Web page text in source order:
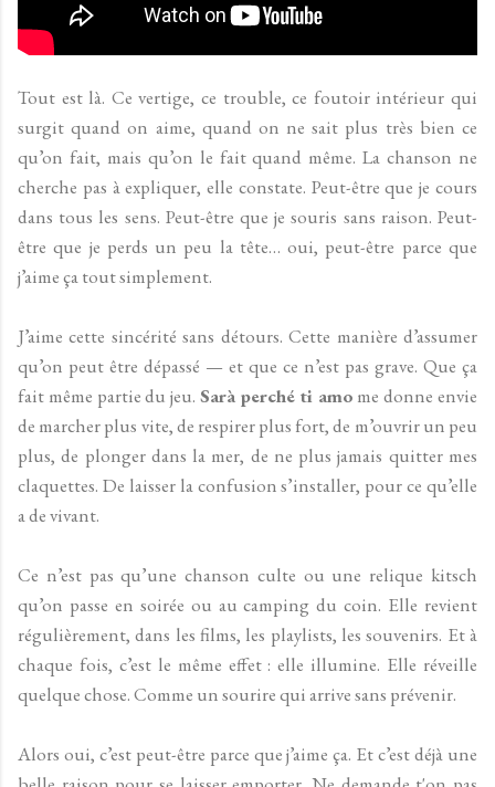
Tout est là. Ce vertige, ce trouble, ce foutoir intérieur qui
surgit quand on aime, quand on ne sait plus très bien ce
qu’on fait, mais qu’on le fait quand même. La chanson ne
cherche pas à expliquer, elle constate. Peut-être que je cours
dans tous les sens. Peut-être que je souris sans raison. Peut-
être que je perds un peu la tête… oui, peut-être parce que
j’aime ça tout simplement.
J’aime cette sincérité sans détours. Cette manière d’assumer
qu’on peut être dépassé — et que ce n’est pas grave. Que ça
fait même partie du jeu.Sarà perché ti amo me donne envie
de marcher plus vite, de respirer plus fort, de m’ouvrir un peu
plus, de plonger dans la mer, de ne plus jamais quitter mes
claquettes. De laisser la confusion s’installer, pour ce qu’elle
a de vivant.
Ce n’est pas qu’une chanson culte ou une relique kitsch
qu’on passe en soirée ou au camping du coin. Elle revient
régulièrement, dans les films, les playlists, les souvenirs. Et à
chaque fois, c’est le même effet : elle illumine. Elle réveille
quelque chose. Comme un sourire qui arrive sans prévenir.
Alors oui, c’est peut-être parce que j’aime ça. Et c’est déjà une